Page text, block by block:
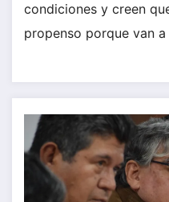
condiciones y creen
propenso porque van